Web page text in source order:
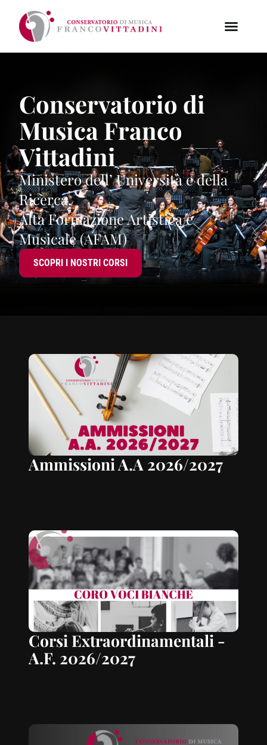
Conservatorio di
Musica Franco
Vittadini
Ministero dell’ Università e della
Ricerca.
Alta Formazione Artistica e
Musicale (AFAM)
SCOPRI I NOSTRI CORSI
Ammissioni A.A 2026/2027
Corsi Extraordinamentali -
A.F. 2026/2027